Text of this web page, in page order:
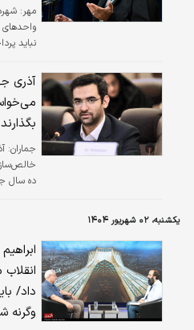
مهر:
نباید
آذری
جماران:
ده سال
یکشنبه، ۰۲ شهریور ۱۴۰۴
داد/